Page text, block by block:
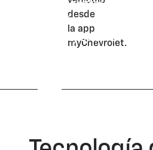
Control del
via
myChevrolet App